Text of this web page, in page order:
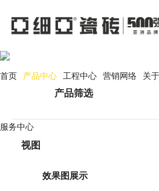
首页 产品中心 工程中心 营销网络 关
服务中心
PRODUCT
产品筛选
视图
效果图展示